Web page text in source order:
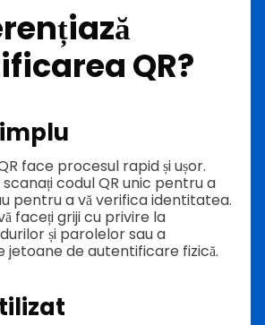
QR?
face procesul rapid și ușor.
codul QR unic pentru a
pentru a vă verifica identitatea.
faceți griji cu privire la
și parolelor sau a
jetoane de autentificare fizică.